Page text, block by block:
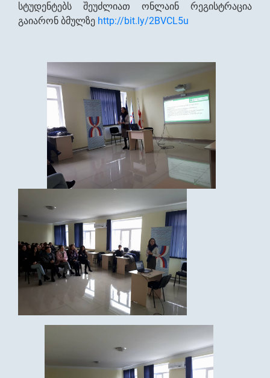
სტუდენტებს შეუძლიათ ონლაინ რეგისტრაცია
გაიარონ ბმულზე http://bit.ly/2BVCL5u